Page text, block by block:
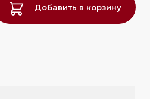
Добавить в корзину